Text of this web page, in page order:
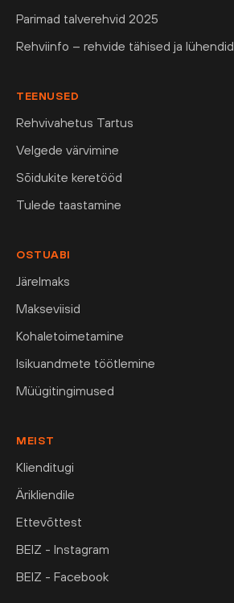
Parimad talverehvid 2025
Rehviinfo – rehvide tähised ja lühendid
TEENUSED
Rehvivahetus Tartus
Velgede värvimine
Sõidukite keretööd
Tulede taastamine
OSTUABI
Järelmaks
Makseviisid
Kohaletoimetamine
Isikuandmete töötlemine
Müügitingimused
MEIST
Klienditugi
Ärikliendile
Ettevõttest
BEIZ - Instagram
BEIZ - Facebook